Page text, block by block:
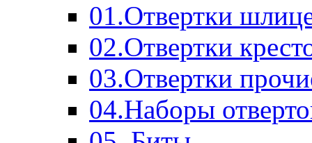
01.Отвертки
02.Отвертки
03.Отвертки
04.Наборы